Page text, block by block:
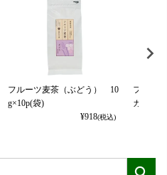
フルーツ麦茶（ぶどう） 10
g×10p(袋)
¥918(税込)
フルー
カット